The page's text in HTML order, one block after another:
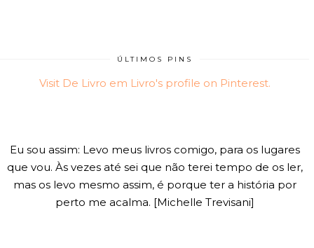
ÚLTIMOS PINS
Visit De Livro em Livro's profile on Pinterest.
Eu sou assim: Levo meus livros comigo, para os lugares
que vou. Às vezes até sei que não terei tempo de os ler,
mas os levo mesmo assim, é porque ter a história por
perto me acalma. [Michelle Trevisani]